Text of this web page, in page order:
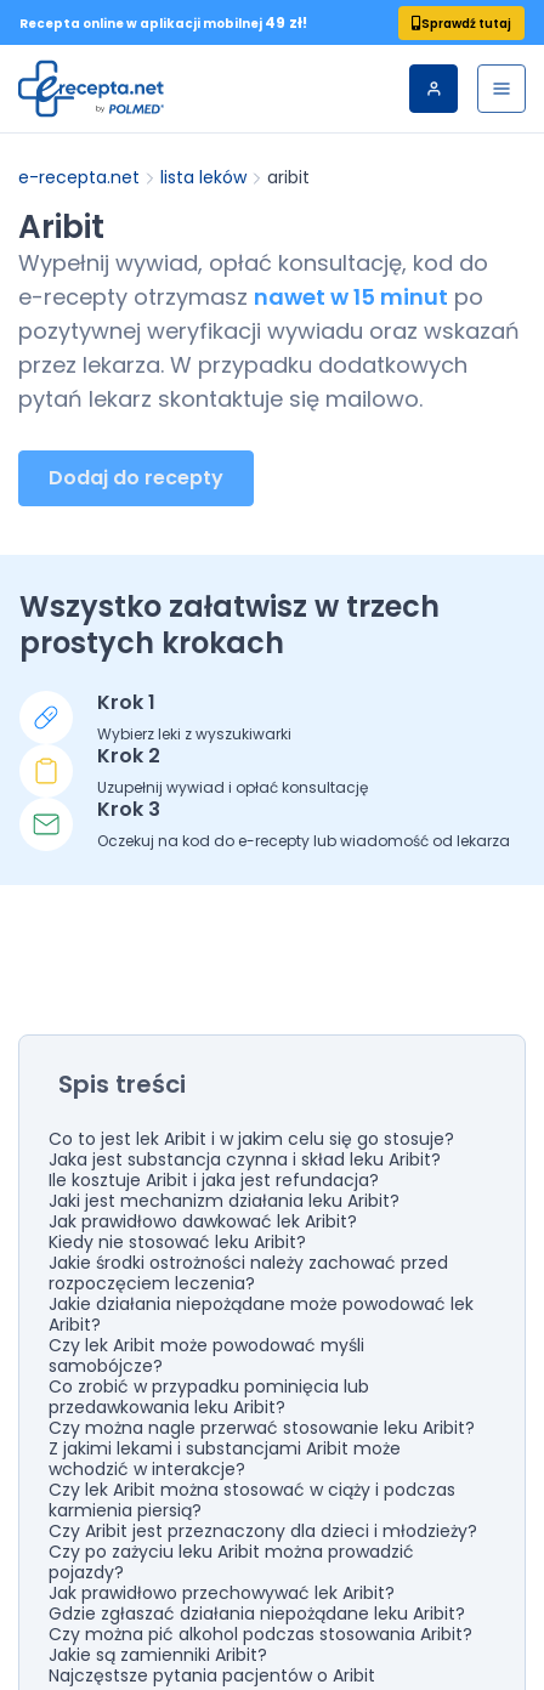
Recepta online w aplikacji mobilnej 49 zł! Sprawdź tutaj
e-recepta.net lista leków aribit
Aribit
Wypełnij wywiad, opłać konsultację, kod do
e-recepty otrzymasz nawet w 15 minut po
pozytywnej weryfikacji wywiadu oraz wskazań
przez lekarza. W przypadku dodatkowych
pytań lekarz skontaktuje się mailowo.
Dodaj do recepty
Wszystko załatwisz w trzech
prostych krokach
Krok 1
Wybierz leki z wyszukiwarki
Krok 2
Uzupełnij wywiad i opłać konsultację
Krok 3
Oczekuj na kod do e-recepty lub wiadomość od lekarza
Spis treści
Co to jest lek Aribit i w jakim celu się go stosuje?
Jaka jest substancja czynna i skład leku Aribit?
Ile kosztuje Aribit i jaka jest refundacja?
Jaki jest mechanizm działania leku Aribit?
Jak prawidłowo dawkować lek Aribit?
Kiedy nie stosować leku Aribit?
Jakie środki ostrożności należy zachować przed
rozpoczęciem leczenia?
Jakie działania niepożądane może powodować lek
Aribit?
Czy lek Aribit może powodować myśli
samobójcze?
Co zrobić w przypadku pominięcia lub
przedawkowania leku Aribit?
Czy można nagle przerwać stosowanie leku Aribit?
Z jakimi lekami i substancjami Aribit może
wchodzić w interakcje?
Czy lek Aribit można stosować w ciąży i podczas
karmienia piersią?
Czy Aribit jest przeznaczony dla dzieci i młodzieży?
Czy po zażyciu leku Aribit można prowadzić
pojazdy?
Jak prawidłowo przechowywać lek Aribit?
Gdzie zgłaszać działania niepożądane leku Aribit?
Czy można pić alkohol podczas stosowania Aribit?
Jakie są zamienniki Aribit?
Najczęstsze pytania pacjentów o Aribit